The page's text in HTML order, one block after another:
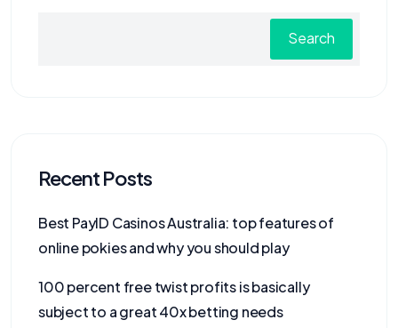
Search
Recent Posts
Best PayID Casinos Australia: top features of
online pokies and why you should play
100 percent free twist profits is basically
subject to a great 40x betting needs